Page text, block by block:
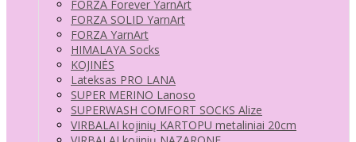
FORZA Forever YarnArt
FORZA SOLID YarnArt
FORZA YarnArt
HIMALAYA Socks
KOJINĖS
Lateksas PRO LANA
SUPER MERINO Lanoso
SUPERWASH COMFORT SOCKS Alize
VIRBALAI kojinių KARTOPU metaliniai 20cm